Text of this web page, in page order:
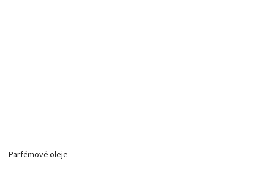
Parfémové oleje